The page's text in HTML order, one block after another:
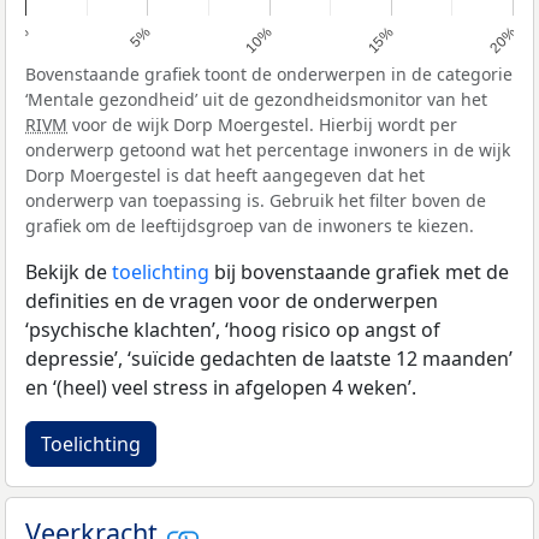
0% 5% 10% 15% 20%
Bovenstaande grafiek toont de onderwerpen in de categorie
‘Mentale gezondheid’ uit de gezondheidsmonitor van het
RIVM voor de wijk Dorp Moergestel. Hierbij wordt per
onderwerp getoond wat het percentage inwoners in de wijk
Dorp Moergestel is dat heeft aangegeven dat het
onderwerp van toepassing is. Gebruik het filter boven de
grafiek om de leeftijdsgroep van de inwoners te kiezen.
Bekijk detoelichting bij bovenstaande grafiek met de
definities en de vragen voor de onderwerpen
‘psychische klachten’, ‘hoog risico op angst of
depressie’, ‘suïcide gedachten de laatste 12 maanden’
en ‘(heel) veel stress in afgelopen 4 weken’.
Toelichting